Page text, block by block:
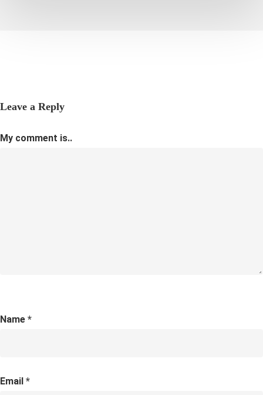
Leave a Reply
My comment is..
Name *
Email *